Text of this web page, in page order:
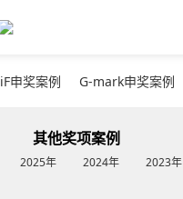
iF申奖案例 G-mark申奖案例
其他奖项案例
2025年 2024年 2023年